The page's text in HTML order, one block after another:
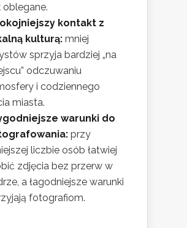
oblegane.
kontakt z
kulturą: mniej
sprzyja bardziej „na
odczuwaniu
i codziennego
miasta.
warunki do
przy
liczbie osób łatwiej
zdjęcia bez przerw w
a łagodniejsze warunki
fotografiom.